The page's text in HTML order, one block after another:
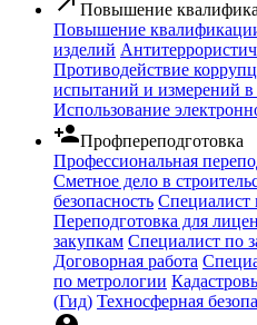
Повышение
Повышение
изделий
Противодействие
испытаний и измерений в
Использование
person_addПрофпереподготовка
Профессиональная
Сметное дело в
безопасность Специалист
Переподготовка для
закупкам Специалист по
Договорная работа
по метрологии
(Гид) Техносферная